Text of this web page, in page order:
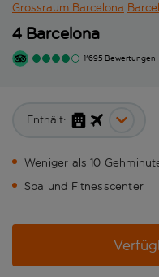
Grossraum Barcelona
4 Barcelona
1'695 Bewertungen
Enthält:
Weniger als 10
Spa und Fitnesscenter